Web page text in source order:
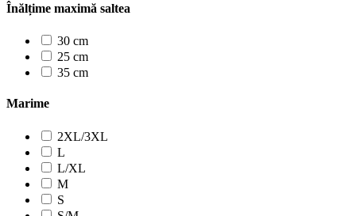
Înălțime maximă saltea
30 cm
25 cm
35 cm
Marime
2XL/3XL
L
L/XL
M
S